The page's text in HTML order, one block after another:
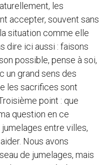
les
accepter, souvent sans
situation comme elle
dire ici aussi : faisons
possible, pense à soi,
un grand sens des
les sacrifices sont
point : que
question en ce
entre villes,
Nous avons
de jumelages, mais